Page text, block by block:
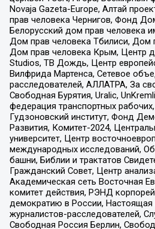
Novaja Gazeta-Europe, Алтай
прав человека Чернигов, Фонд
Белорусский дом прав человека
Дом прав человека Тбилиси, Дом
Дом прав человека Крым, Центр
Studios, ТВ Дождь, Центр
Вилфрида Мартенса, Сетевое
расследователей, АЛЛАТРА, За
Свободная Бурятия, Uralic,
федерация транспортных
Гудзоновский институт, Фонд
Развития, Комитет-2024,
университет, Центр
международных исследований,
башни, Библии и трактатов
Гражданский Совет, Центр
Академическая сеть Восточная
комитет действия, РЭНД
демократию в России, Настоящая
журналистов-расследователей,
Свободная Россия Берлин,